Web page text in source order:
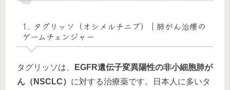
1. タグリッソ（オシメルチニブ）｜肺がん治療の
ゲームチェンジャー
タグリッソは、
EGFR遺伝子変異陽性の非小細胞肺が
ん（NSCLC） に対する治療薬です。日本人に多いタ